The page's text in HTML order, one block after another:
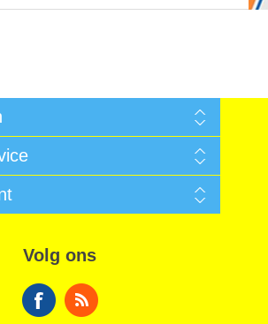
Volg ons